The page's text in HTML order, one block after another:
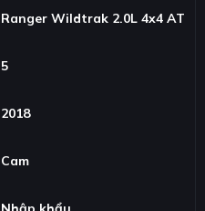
Ranger Wildtrak 2.0L 4x4 AT
5
2018
Cam